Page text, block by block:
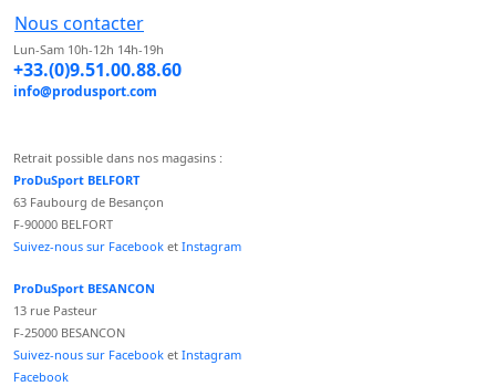
Nous contacter
Lun-Sam 10h-12h 14h-19h
+33.(0)9.51.00.88.60
info@produsport.com
Retrait possible dans nos magasins :
ProDuSport BELFORT
63 Faubourg de Besançon
F-90000 BELFORT
Suivez-nous sur Facebook et Instagram
ProDuSport BESANCON
13 rue Pasteur
F-25000 BESANCON
Suivez-nous sur Facebook et Instagram
Facebook